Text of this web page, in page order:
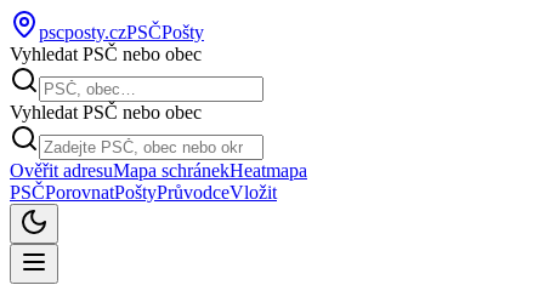
pscposty.czPSČPošty
Vyhledat PSČ nebo obec
Vyhledat PSČ nebo obec
Ověřit adresuMapa schránekHeatmapa
PSČPorovnatPoštyPrůvodceVložit